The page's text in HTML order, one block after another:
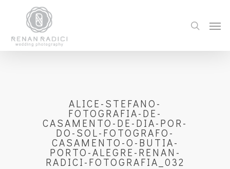
ALICE-STEFANO-
FOTOGRAFIA-DE-
CASAMENTO-DE-DIA-POR-
DO-SOL-FOTOGRAFO-
CASAMENTO-O-BUTIA-
PORTO-ALEGRE-RENAN-
RADICI-FOTOGRAFIA_032